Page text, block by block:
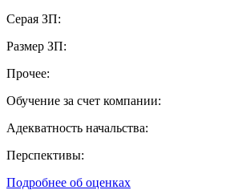
Серая ЗП:
Размер ЗП:
Прочее:
Обучение за счет компании:
Адекватность начальства:
Перспективы:
Подробнее об оценках